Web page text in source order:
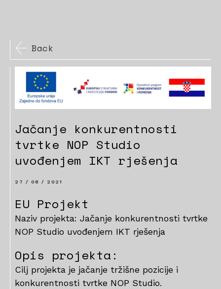
Back
Jačanje konkurentnosti
tvrtke NOP Studio
uvođenjem IKT rješenja
27 / 08 / 2021
EU Projekt
Naziv projekta: Jačanje konkurentnosti tvrtke
NOP Studio uvođenjem IKT rješenja
Opis projekta:
Cilj projekta je jačanje tržišne pozicije i
konkurentnosti tvrtke NOP Studio.